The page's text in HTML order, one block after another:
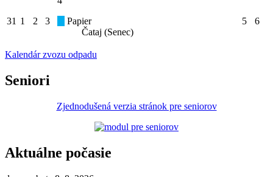
31 1 2 3
Papier
Čataj (Senec)
5 6
Kalendár zvozu odpadu
Seniori
Zjednodušená verzia stránok pre seniorov
Aktuálne počasie